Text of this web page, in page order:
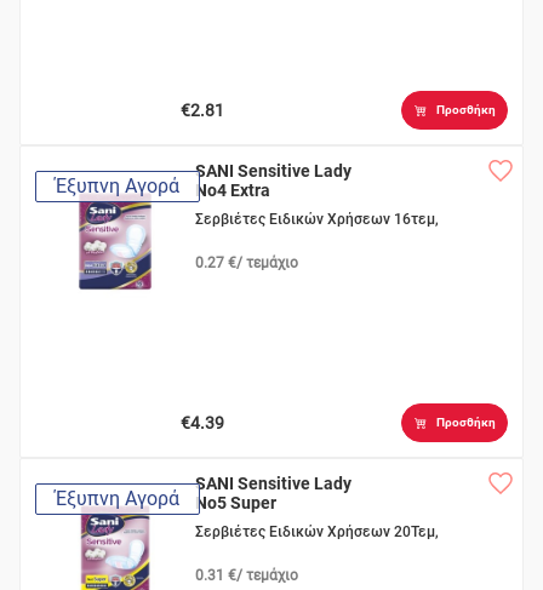
€2.81 Προσθήκη
Έξυπνη Αγορά
SANI Sensitive Lady
No4 Extra
Σερβιέτες Ειδικών Χρήσεων 16τεμ,
0.27 €/ τεμάχιο
€4.39 Προσθήκη
Έξυπνη Αγορά
SANI Sensitive Lady
No5 Super
Σερβιέτες Ειδικών Χρήσεων 20Τεμ,
0.31 €/ τεμάχιο